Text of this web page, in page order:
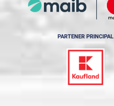
PARTENER PRINCIPAL